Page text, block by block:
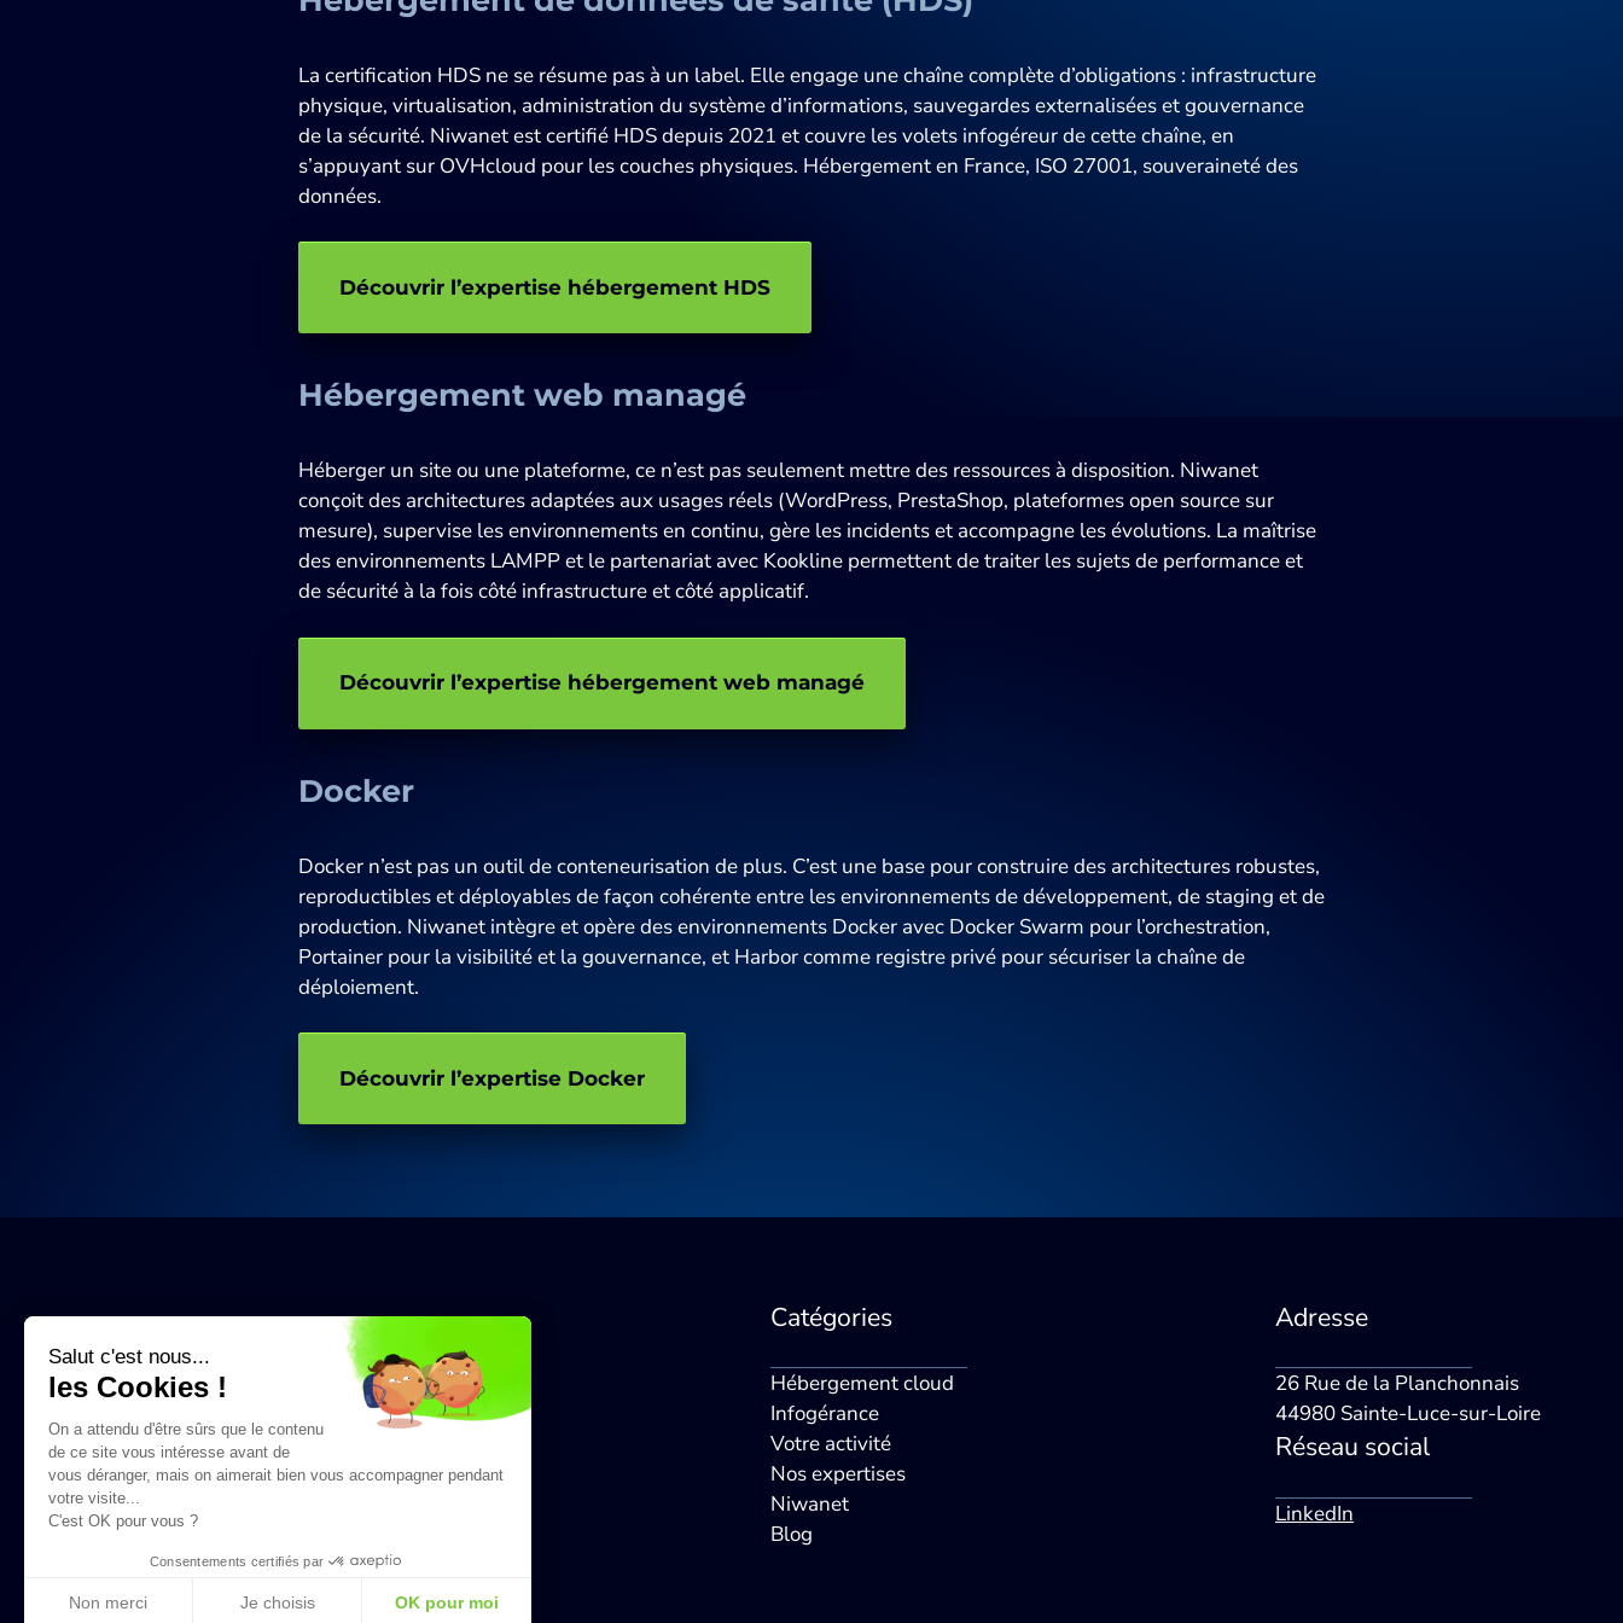
La certification HDS ne se résume pas à un label. Elle engage une chaîne complète d’obligations : infrastructure
physique, virtualisation, administration du système d’informations, sauvegardes externalisées et gouvernance
de la sécurité. Niwanet est certifié HDS depuis 2021 et couvre les volets infogéreur de cette chaîne, en
s’appuyant sur OVHcloud pour les couches physiques. Hébergement en France, ISO 27001, souveraineté des
données.
Découvrir l’expertise hébergement HDS
Hébergement web managé
Héberger un site ou une plateforme, ce n’est pas seulement mettre des ressources à disposition. Niwanet
conçoit des architectures adaptées aux usages réels (WordPress, PrestaShop, plateformes open source sur
mesure), supervise les environnements en continu, gère les incidents et accompagne les évolutions. La maîtrise
des environnements LAMPP et le partenariat avec Kookline permettent de traiter les sujets de performance et
de sécurité à la fois côté infrastructure et côté applicatif.
Découvrir l’expertise hébergement web managé
Docker
Docker n’est pas un outil de conteneurisation de plus. C’est une base pour construire des architectures robustes,
reproductibles et déployables de façon cohérente entre les environnements de développement, de staging et de
production. Niwanet intègre et opère des environnements Docker avec Docker Swarm pour l’orchestration,
Portainer pour la visibilité et la gouvernance, et Harbor comme registre privé pour sécuriser la chaîne de
déploiement.
Découvrir l’expertise Docker
+33 (0)9 70 75 46 28
Catégories
Hébergement cloud
Infogérance
Votre activité
Nos expertises
Niwanet
Blog
Adresse
26 Rue de la Planchonnais
44980 Sainte-Luce-sur-Loire
Réseau social
LinkedIn
Salut c'est nous...
les Cookies !
On a attendu d'être sûrs que le contenu
de ce site vous intéresse avant de
vous déranger, mais on aimerait bien vous accompagner pendant
votre visite...
C'est OK pour vous ?
Consentements certifiés par
Non merci Je choisis OK pour moi